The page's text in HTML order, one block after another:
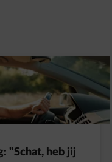
"Schat, heb jij